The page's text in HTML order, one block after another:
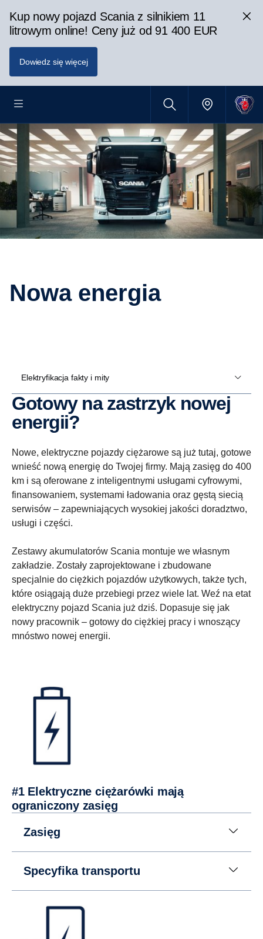
Kup nowy pojazd Scania z silnikiem 11
litrowym online! Ceny już od 91 400 EUR
Dowiedz się więcej
Nowa energia
Elektryfikacja fakty i mity
Gotowy na zastrzyk nowej
energii?
Nowe, elektryczne pojazdy ciężarowe są już tutaj, gotowe
wnieść nową energię do Twojej firmy. Mają zasięg do 400
km i są oferowane z inteligentnymi usługami cyfrowymi,
finansowaniem, systemami ładowania oraz gęstą siecią
serwisów – zapewniających wysokiej jakości doradztwo,
usługi i części.
Zestawy akumulatorów Scania montuje we własnym
zakładzie. Zostały zaprojektowane i zbudowane
specjalnie do ciężkich pojazdów użytkowych, także tych,
które osiągają duże przebiegi przez wiele lat. Weź na etat
elektryczny pojazd Scania już dziś. Dopasuje się jak
nowy pracownik – gotowy do ciężkiej pracy i wnoszący
mnóstwo nowej energii.
#1 Elektryczne ciężarówki mają
ograniczony zasięg
Zasięg
Specyfika transportu